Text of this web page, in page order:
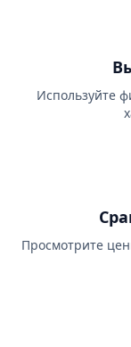
Используйте
Просмотрите